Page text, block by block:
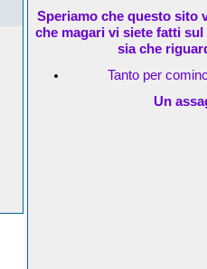
Speriamo che questo sito
che magari vi siete fatti
sia che
Tanto per
Un